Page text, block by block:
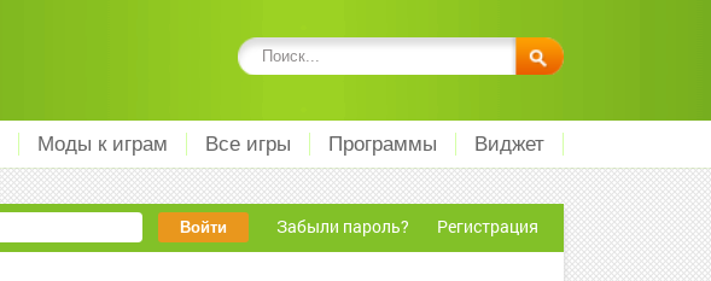
Моды к играм Все игры Программы Виджет
Забыли пароль? Регистрация